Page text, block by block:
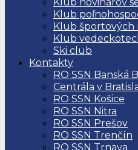
Klub
Klub športových
Klub
Ski club
Kontakty
RO SSN Banská
Centrála v
RO SSN Košice
RO SSN Nitra
RO SSN Prešov
RO SSN Trenčín
RO SSN Trnava